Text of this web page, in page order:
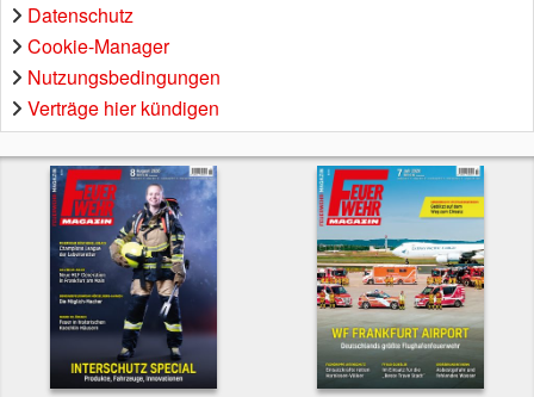
Datenschutz
Cookie-Manager
Nutzungsbedingungen
Verträge hier kündigen